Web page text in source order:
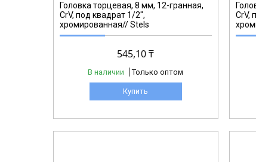
Головка торцевая, 8 мм, 12-гранная,
CrV, под квадрат 1/2",
хромированная// Stels
545,10 ₸
В наличии Только оптом
Купить
CrV,